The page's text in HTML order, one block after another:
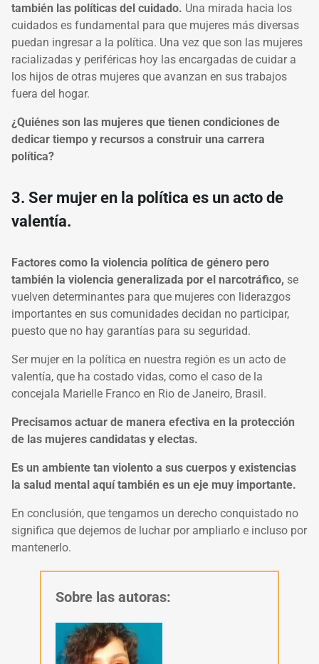
también las políticas del cuidado. Una mirada hacia los
cuidados es fundamental para que mujeres más diversas
puedan ingresar a la política. Una vez que son las mujeres
racializadas y periféricas hoy las encargadas de cuidar a
los hijos de otras mujeres que avanzan en sus trabajos
fuera del hogar.
¿Quiénes son las mujeres que tienen condiciones de
dedicar tiempo y recursos a construir una carrera
política?
3. Ser mujer en la política es un acto de
valentía.
Factores como la violencia política de género pero
también la violencia generalizada por el narcotráfico, se
vuelven determinantes para que mujeres con liderazgos
importantes en sus comunidades decidan no participar,
puesto que no hay garantías para su seguridad.
Ser mujer en la política en nuestra región es un acto de
valentía, que ha costado vidas, como el caso de la
concejala Marielle Franco en Rio de Janeiro, Brasil.
Precisamos actuar de manera efectiva en la protección
de las mujeres candidatas y electas.
Es un ambiente tan violento a sus cuerpos y existencias
la salud mental aquí también es un eje muy importante.
En conclusión, que tengamos un derecho conquistado no
significa que dejemos de luchar por ampliarlo e incluso por
mantenerlo.
Sobre las autoras: